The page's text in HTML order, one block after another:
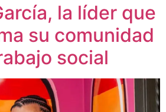
la líder que
su comunidad
social